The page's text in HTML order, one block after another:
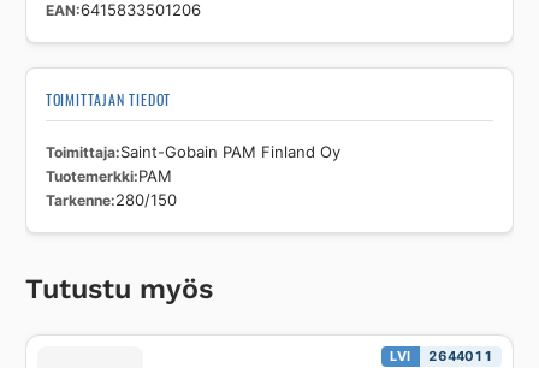
EAN 6415833501206
TOIMITTAJAN TIEDOT
Toimittaja Saint-Gobain PAM Finland Oy
Tuotemerkki PAM
Tarkenne 280/150
Tutustu myös
LVI 2644011